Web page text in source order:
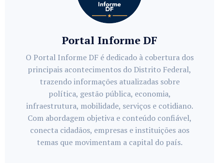
Portal Informe DF
O Portal Informe DF é dedicado à cobertura dos
principais acontecimentos do Distrito Federal,
trazendo informações atualizadas sobre
política, gestão pública, economia,
infraestrutura, mobilidade, serviços e cotidiano.
Com abordagem objetiva e conteúdo confiável,
conecta cidadãos, empresas e instituições aos
temas que movimentam a capital do país.